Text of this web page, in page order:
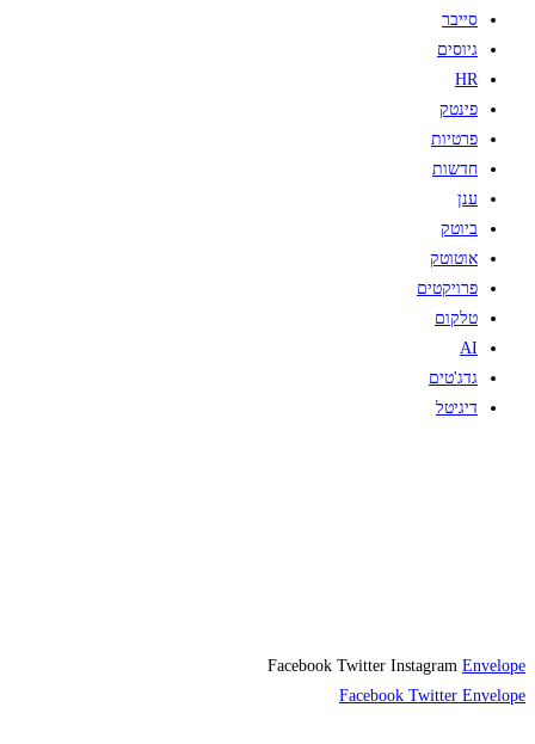
סייבר
גיוסים
HR
פינטק
פרטיות
חדשות
ענן
ביוטק
אוטוטק
פרויקטים
טלקום
AI
גדג'טים
דיגיטל
Facebook Twitter Instagram Envelope
Facebook Twitter Envelope